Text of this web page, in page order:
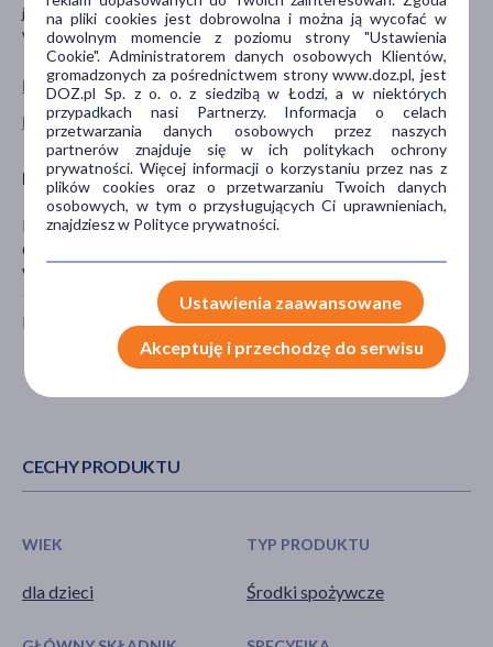
Pokaż wszystkie produkty HELPA
Pokaż wszystkie produkty linii Czary Mamy marki Helpa
Producent
HELPA SPÓŁKA Z OGRANICZONĄ
ODPOWIEDZIALNOŚCIĄ
Wrocławska 20
95-082 Dobroń
kontakt@helpa.pl
jakość produktu. Produkt może zbrylać się naturalnie pod
wpływem wilgoci.
CECHY PRODUKTU
WIEK
dla dzieci
TYP PRODUKTU
Środki spożywcze
na pliki cookies jest dobrowolna i można ją wycofać w
dowolnym momencie z poziomu strony "Ustawienia
Cookie". Administratorem danych osobowych Klientów,
gromadzonych za pośrednictwem strony www.doz.pl, jest
DOZ.pl Sp. z o. o. z siedzibą w Łodzi, a w niektórych
przypadkach nasi Partnerzy. Informacja o celach
przetwarzania danych osobowych przez naszych
partnerów znajduje się w ich politykach ochrony
prywatności. Więcej informacji o korzystaniu przez nas z
plików cookies oraz o przetwarzaniu Twoich danych
osobowych, w tym o przysługujących Ci uprawnieniach,
znajdziesz w Polityce prywatności.
Ustawienia zaawansowane
Akceptuję i przechodzę do serwisu